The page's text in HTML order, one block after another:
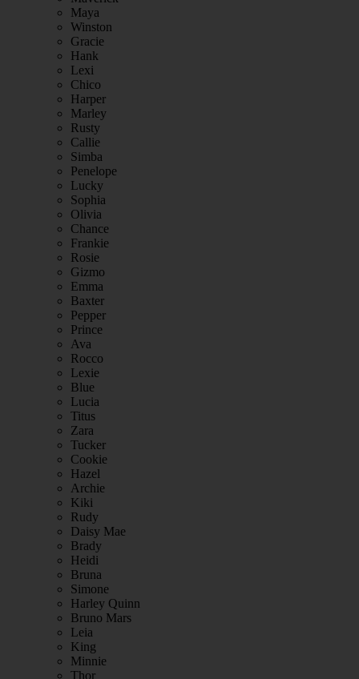
Maya
Winston
Gracie
Hank
Lexi
Chico
Harper
Marley
Rusty
Callie
Simba
Penelope
Lucky
Sophia
Olivia
Chance
Frankie
Rosie
Gizmo
Emma
Baxter
Pepper
Prince
Ava
Rocco
Lexie
Blue
Lucia
Titus
Zara
Tucker
Cookie
Hazel
Archie
Kiki
Rudy
Daisy Mae
Brady
Heidi
Bruna
Simone
Harley Quinn
Bruno Mars
Leia
King
Minnie
Thor